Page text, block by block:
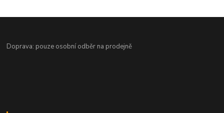
Doprava: pouze osobní odběr na prodejně